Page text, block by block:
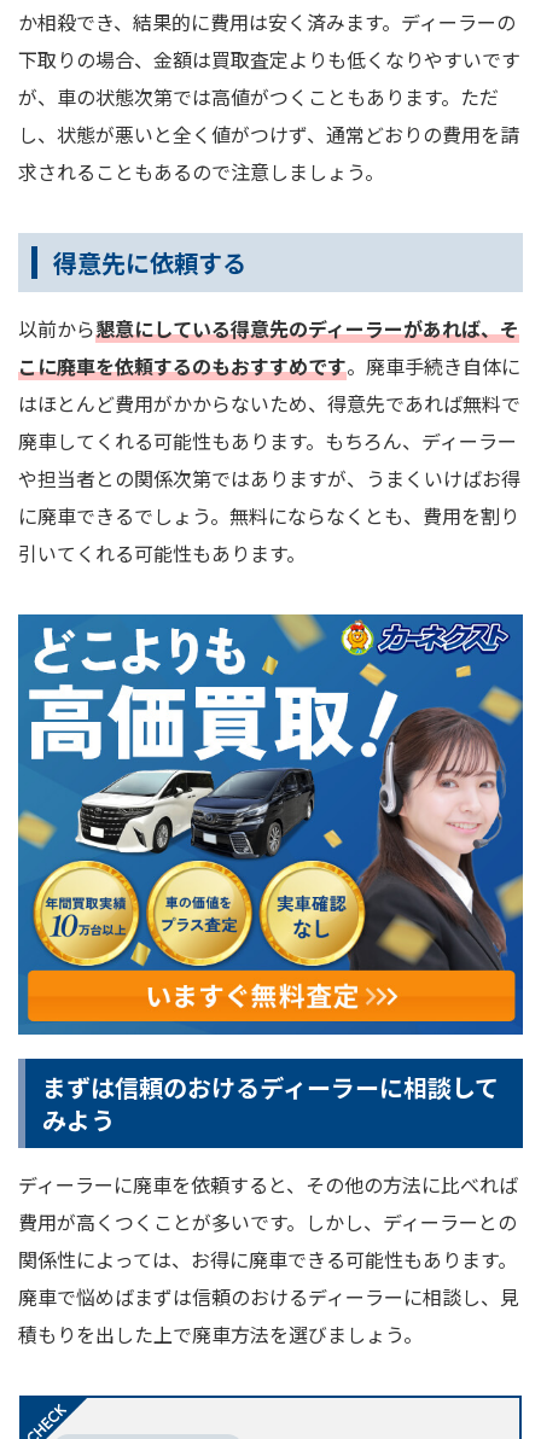
か相殺でき、結果的に費用は安く済みます。ディーラーの
下取りの場合、金額は買取査定よりも低くなりやすいです
が、車の状態次第では高値がつくこともあります。ただ
し、状態が悪いと全く値がつけず、通常どおりの費用を請
求されることもあるので注意しましょう。
得意先に依頼する
以前から懇意にしている得意先のディーラーがあれば、そ
こに廃車を依頼するのもおすすめです。廃車手続き自体に
はほとんど費用がかからないため、得意先であれば無料で
廃車してくれる可能性もあります。もちろん、ディーラー
や担当者との関係次第ではありますが、うまくいけばお得
に廃車できるでしょう。無料にならなくとも、費用を割り
引いてくれる可能性もあります。
まずは信頼のおけるディーラーに相談して
みよう
ディーラーに廃車を依頼すると、その他の方法に比べれば
費用が高くつくことが多いです。しかし、ディーラーとの
関係性によっては、お得に廃車できる可能性もあります。
廃車で悩めばまずは信頼のおけるディーラーに相談し、見
積もりを出した上で廃車方法を選びましょう。